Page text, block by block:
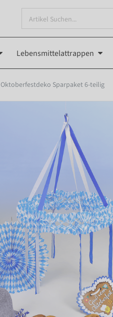
Lebensmittelattrappen
Oktoberfestdeko Sparpaket 6-teilig